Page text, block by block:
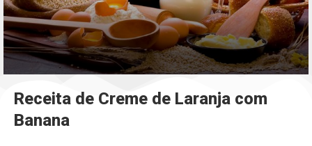
Receita de Creme de Laranja com
Banana